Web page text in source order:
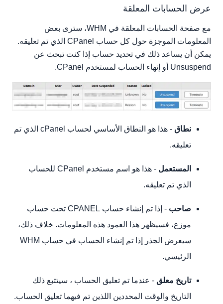
عرض الحسابات المعلقة
مع صفحة الحسابات المعلقة في WHM، سترى بعض
المعلومات الموجزة حول كل حساب CPanel الذي تم تعليقه.
يمكن أن يساعد ذلك في تحديد حساب إذا كنت تبحث عن
Unsuspend أو إنهاء الحساب لمستخدم CPanel.
نطاق
- هذا هو النطاق الأساسي لحساب cPanel الذي تم
تعليقه.
المستعمل
- هذا هو اسم مستخدم CPanel للحساب
الذي تم تعليقه.
صاحب
- إذا تم إنشاء حساب CPANEL تحت حساب
موزع، فسيظهر هذا العمود هذه المعلومات. خلاف ذلك،
سيعرض الجذر إذا تم إنشاء الحساب في حساب WHM
الرئيسي.
تاريخ معلق - عندما تم تعليق الحساب ، سيتتبع ذلك
التاريخ والوقت المحددين اللذين تم فيهما تعليق الحساب.